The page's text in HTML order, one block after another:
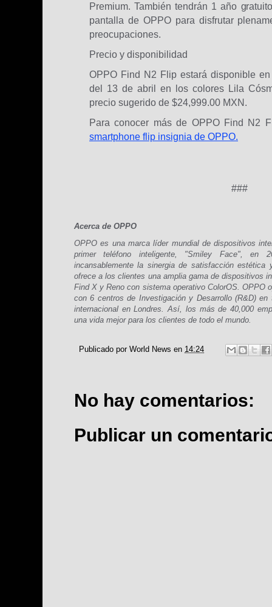
Premium. También tendrán 1 año
pantalla de OPPO para disfrutar
preocupaciones.
Precio y disponibilidad
OPPO Find N2 Flip estará disponible
del 13 de abril en los colores Lila
precio sugerido de $24,999.00 MXN.
Para conocer más de OPPO Find N2
smartphone flip insignia de OPPO.
###
Acerca de OPPO
OPPO es una marca líder mundial de dispositivos
primer teléfono inteligente, "Smiley Face", en
incansablemente la sinergia de satisfacción estética
ofrece a los clientes una amplia gama de dispositivos
Find X y Reno con sistema operativo ColorOS. OPPO
con 6 centros de Investigación y Desarrollo (R&D)
internacional en Londres. Así, los más de 40,000
una vida mejor para los clientes de todo el mundo.
Publicado por World News en 14:24
No hay comentarios:
Publicar un